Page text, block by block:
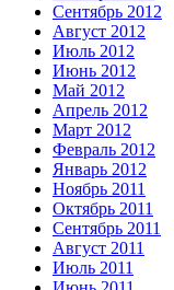
Сентябрь 2012
Август 2012
Июль 2012
Июнь 2012
Май 2012
Апрель 2012
Март 2012
Февраль 2012
Январь 2012
Ноябрь 2011
Октябрь 2011
Сентябрь 2011
Август 2011
Июль 2011